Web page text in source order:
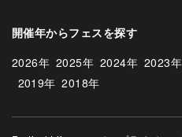
開催年からフェスを探す
2026年 2025年 2024年 2023年
2019年 2018年